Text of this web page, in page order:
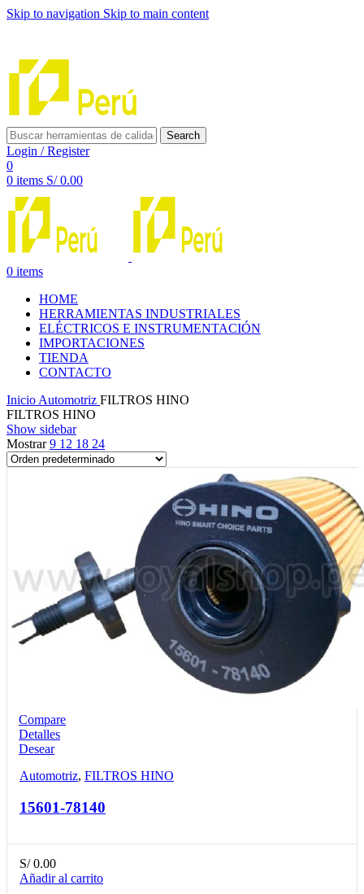
Skip to navigation Skip to main content
Search
Login / Register
0
0 items S/0.00
0 items
HOME
HERRAMIENTAS INDUSTRIALES
ELÉCTRICOS E INSTRUMENTACIÓN
IMPORTACIONES
TIENDA
CONTACTO
Inicio Automotriz FILTROS HINO
FILTROS HINO
Show sidebar
Mostrar9 12 18 24
Compare
Detalles
Desear
Automotriz, FILTROS HINO
15601-78140
S/0.00
Añadir al carrito